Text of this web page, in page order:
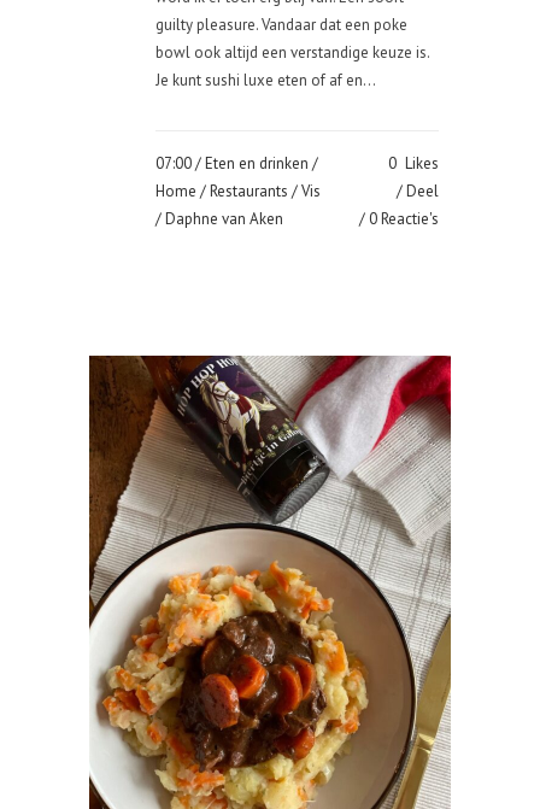
guilty pleasure. Vandaar dat een poke
bowl ook altijd een verstandige keuze is.
Je kunt sushi luxe eten of af en...
07:00 /Eten en drinken /
Home /Restaurants /Vis
/ Daphne van Aken
0 Likes
Deel
0 Reactie's